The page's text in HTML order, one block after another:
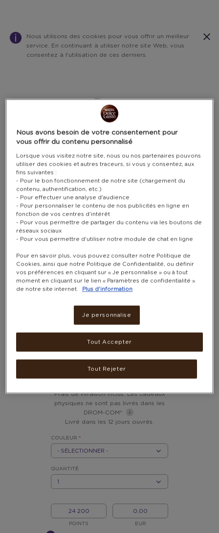
Nous utilisons des cookies pour vous offrir un meilleur
service. En continuant à utiliser notre site Web, vous
consentez à l'utilisation de ces derniers.
changed
BOUTEILLE ISOTHERME «
ALL AROUND TRAVEL »
950ML − HYDRO FLASK
24 200 POINTS
Frais de livraison inclus. Les cadeaux
physiques ne sont pas livrés dans les
DROM-COM*
Livré dans les 12 jours ouvrés.
COULEUR *
REX.LABEL.PLEASE.INPUT_COULEUR
REX.LABEL.PLEASE.SELECT_COULEUR
*QUANTITÉ
MON/MA
POINTS
POINTS
MON
ARGENT
EUR
?
Nous avons besoin de votre consentement pour
vous offrir du contenu personnalisé
Lorsque vous visitez notre site, nous ou nos partenaires pouvons
utiliser des cookies et autres traceurs, si vous y consentez, aux
fins suivantes :
- Pour le bon fonctionnement de notre site (chargement du
contenu, authentification, etc.)
- Pour effectuer une analyse d'audience
- Pour personnaliser le contenu de nos publicités en ligne en
fonction de vos centres d'intérêt
- Pour vous permettre de partager du contenu via les boutons de
réseaux sociaux
- Pour vous permettre d'utiliser notre module de chat en ligne
Pour en savoir plus, vous pouvez consulter notre Politique de
Cookies, ainsi que notre Politique de Confidentialité, ou définir
vos préférences en cliquant sur « Je personnalise » ou à tout
moment en cliquant sur le lien « Paramètres de confidentialité »
de notre site internet.
Plus d'information
Je personnalise
Tout Rejeter
Tout Accepter